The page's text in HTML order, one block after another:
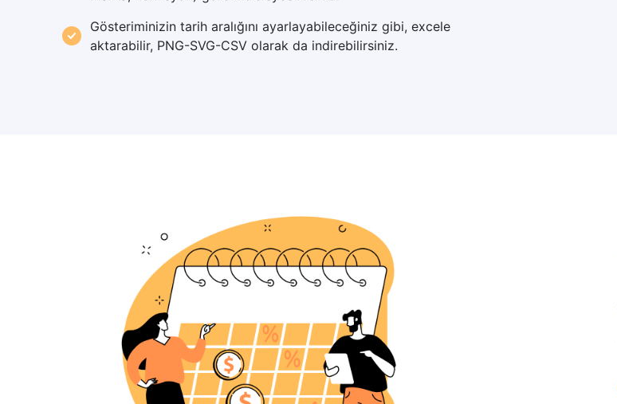
Gösteriminizin tarih aralığını ayarlayabileceğiniz gibi, excele
aktarabilir, PNG-SVG-CSV olarak da indirebilirsiniz.